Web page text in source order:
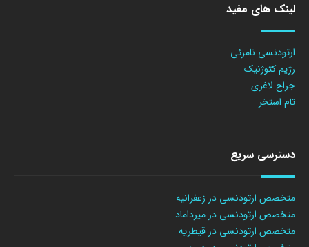
لینک های مفید
ارتودنسی نامرئی
رژیم کتوژنیک
جراح لاغری
تام استخر
دسترسی سریع
متخصص ارتودنسی در زعفرانیه
متخصص ارتودنسی در میرداماد
متخصص ارتودنسی در قیطریه